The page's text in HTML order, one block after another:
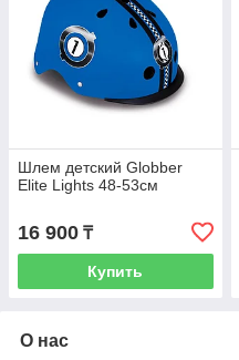
Шлем детский Globber
Elite Lights 48-53см
16 900 ₸
Купить
О нас